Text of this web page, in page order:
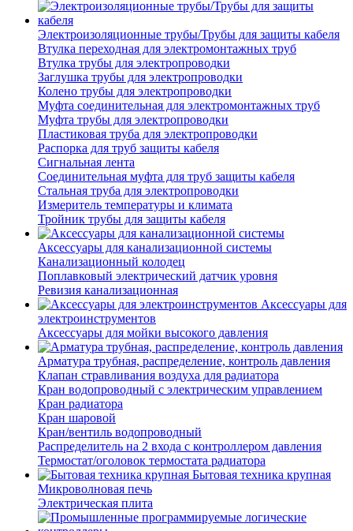
Электроизоляционные трубы/Трубы для защиты кабеля
Втулка переходная для электромонтажных труб
Втулка трубы для электропроводки
Заглушка трубы для электропроводки
Колено трубы для электропроводки
Муфта соединительная для электромонтажных труб
Муфта трубы для электропроводки
Пластиковая труба для электропроводки
Распорка для труб защиты кабеля
Сигнальная лента
Соединительная муфта для труб защиты кабеля
Стальная труба для электропроводки
Измеритель температуры и климата
Тройник трубы для защиты кабеля
Аксессуары для канализационной системы
Канализационный колодец
Поплавковый электрический датчик уровня
Ревизия канализационная
Аксессуары для
электроинструментов
Аксессуары для мойки высокого давления
Арматура трубная, распределение, контроль давления
Клапан стравливания воздуха для радиатора
Кран водопроводный с электрическим управлением
Кран радиатора
Кран шаровой
Кран/вентиль водопроводный
Распределитель на 2 входа с контроллером давления
Термостат/оголовок термостата радиатора
Бытовая техника крупная
Микроволновая печь
Электрическая плита